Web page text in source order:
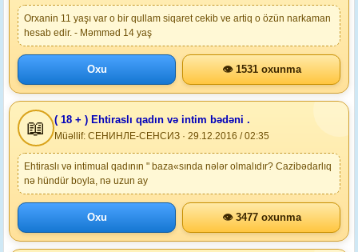
Orxanin 11 yaşı var o bir qullam siqaret cekib ve artiq o özün narkaman
hesab edir. - Məmməd 14 yaş
Oxu 👁 1531 oxunma
📖 ( 18 + ) Ehtiraslı qadın və intim bədəni .
Müəllif: СЕНИНЛЕ-СЕНСИЗ · 29.12.2016 / 02:35
Ehtiraslı və intimual qadının " baza«sında nələr olmalıdır? Cazibədarlıq
nə hündür boyla, nə uzun ay
Oxu 👁 3477 oxunma